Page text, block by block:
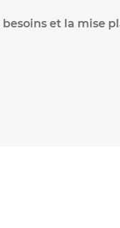
et la mise